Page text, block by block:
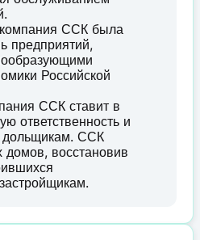
ССК была
предприятий,
Российской
ССК ставит в
ответственность и
ССК
восстановив